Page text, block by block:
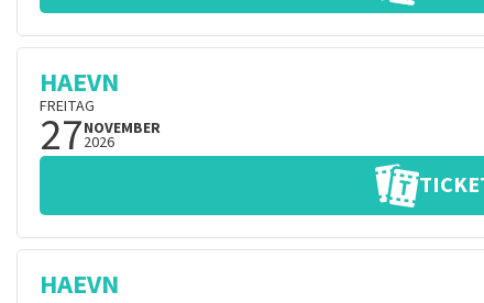
HAEVN
FREITAG
27NOVEMBER
2026
HAEVN